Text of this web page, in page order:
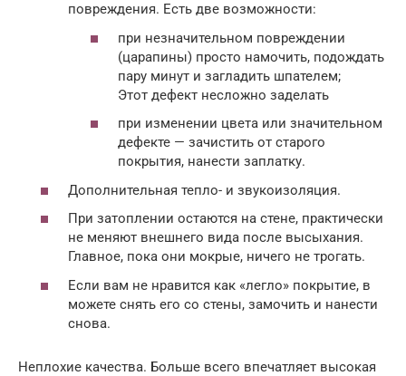
повреждения. Есть две возможности:
при незначительном повреждении
(царапины) просто намочить, подождать
пару минут и загладить шпателем;
Этот дефект несложно заделать
при изменении цвета или значительном
дефекте — зачистить от старого
покрытия, нанести заплатку.
Дополнительная тепло- и звукоизоляция.
При затоплении остаются на стене, практически
не меняют внешнего вида после высыхания.
Главное, пока они мокрые, ничего не трогать.
Если вам не нравится как «легло» покрытие, в
можете снять его со стены, замочить и нанести
снова.
Неплохие качества. Больше всего впечатляет высокая